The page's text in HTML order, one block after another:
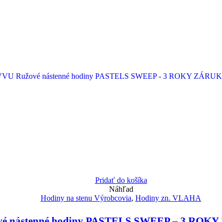
Pridať do košíka
Náhľad
Hodiny na stenu Výrobcovia, Hodiny zn. VLAHA